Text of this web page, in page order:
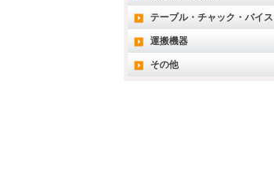
テーブル・チャック・バイス
運搬機器
その他